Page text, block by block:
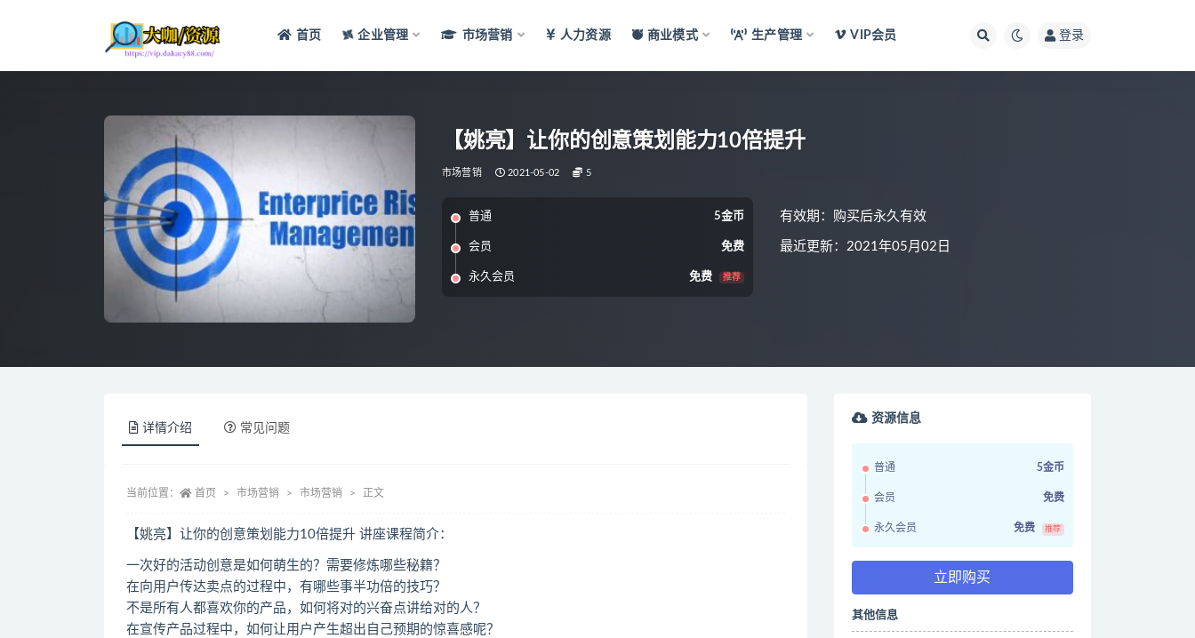
首页 企业管理 市场营销 人力资源 商业模式 生产管理 VIP会员 登录
【姚亮】让你的创意策划能力10倍提升
市场营销 2021-05-02 5
普通 5金币
会员 免费
永久会员 免费 推荐
有效期：购买后永久有效
最近更新：2021年05月02日
详情介绍 常见问题
当前位置： 首页 市场营销 市场营销 正文
【姚亮】让你的创意策划能力10倍提升 讲座课程简介：
一次好的活动创意是如何萌生的？需要修炼哪些秘籍？
在向用户传达卖点的过程中，有哪些事半功倍的技巧？
不是所有人都喜欢你的产品，如何将对的兴奋点讲给对的人？
在宣传产品过程中，如何让用户产生超出自己预期的惊喜感呢？
资源信息
普通 5金币
会员 免费
永久会员 免费 推荐
立即购买
其他信息